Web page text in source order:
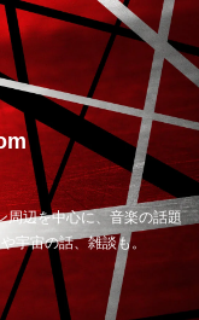
周辺を中心に、音楽の話題
宇宙の話、雑談も。